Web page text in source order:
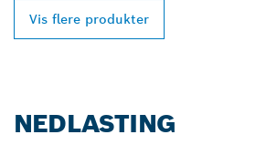
Vis flere produkter
NEDLASTING